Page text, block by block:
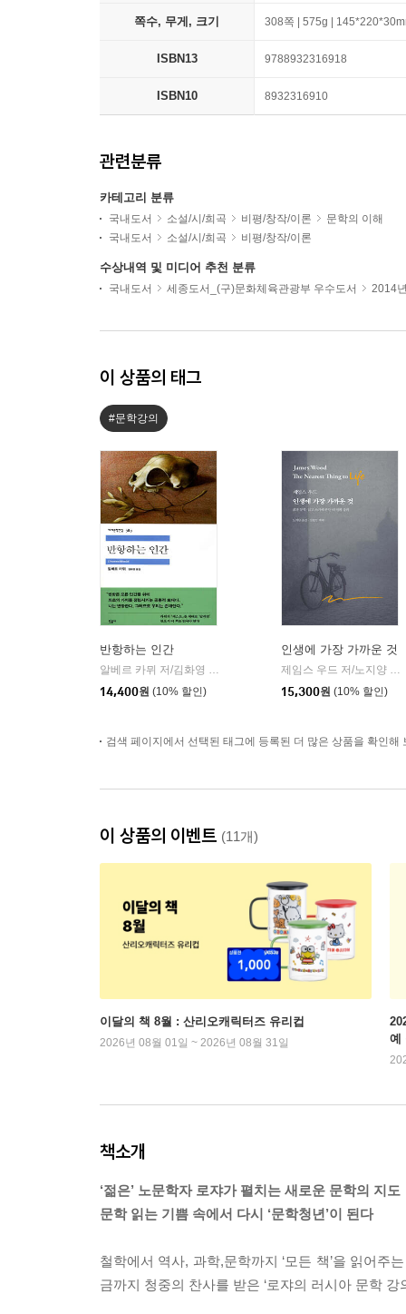
쪽수, 무게, 크기 308쪽 | 575g |
ISBN13 9788932316918
ISBN10 8932316910
관련분류
카테고리 분류
국내도서 소설/시/희곡 비평/창작/이론
문학의 이해
국내도서
소설/시/희곡 비평/창작/이론
수상내역 및 미디어 추천 분류
국내도서 세종도서_(구)문화체육관광부 우수도서 2014
이 상품의 태그
#문학강의
반항하는 인간
알베르 카뮈 저/김화영 역
14,400원 (10% 할인)
인생에 가장 가까운 것
제임스 우드 저/노지양 역/신형철 해제
15,300원 (10% 할인)
검색 페이지에서 선택된 태그에 등록된 더 많은 상품을 확인해
이 상품의 이벤트 (11개)
이달의 책 8월 : 산리오캐릭터즈 유리컵
2026년 08월 01일 ~ 2026년 08월 31일
예
책소개
‘젊은’ 노문학자 로쟈가 펼치는 새로운 문학의 지도
문학 읽는 기쁨 속에서 다시 ‘문학청년’이 된다
철학에서 역사, 과학,문학까지 ‘모든 책’을 읽어주
금까지 청중의 찬사를 받은 ‘로쟈의 러시아 문학